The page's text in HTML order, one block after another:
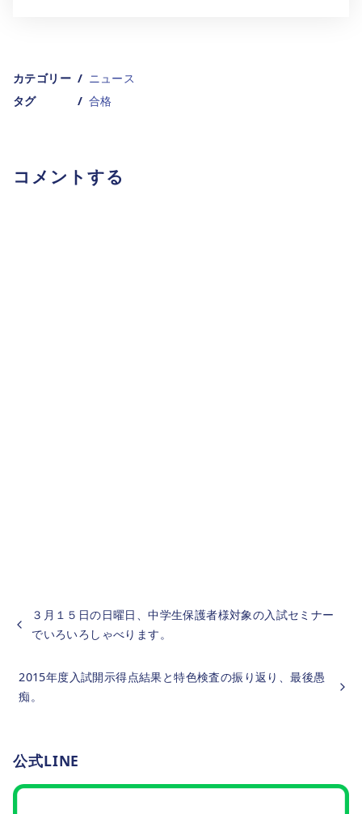
カテゴリー
ニュース
タグ
合格
コメントする
３月１５日の日曜日、中学生保護者様対象の入試セミナー
でいろいろしゃべります。
2015年度入試開示得点結果と特色検査の振り返り、最後愚
痴。
公式LINE